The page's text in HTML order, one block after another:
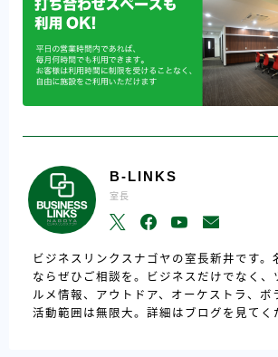
B-LINKS
室長
ビジネスリンクスナゴヤの室長新井です。
ならぜひご相談を。ビジネスだけでなく、
ルメ情報、アウトドア、オーケストラ、ボ
活動範囲は無限大。詳細はブログを見てく